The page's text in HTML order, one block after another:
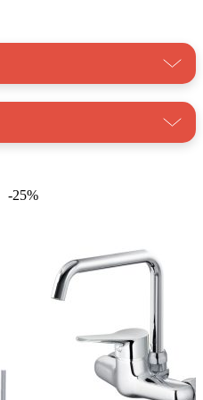
Lạnh Ống Mềm 2 Chế Độ
và đầu vòi có thể điều chỉnh
trong quá trình sử dụng. Lưu ý
cấp nước.
-25%